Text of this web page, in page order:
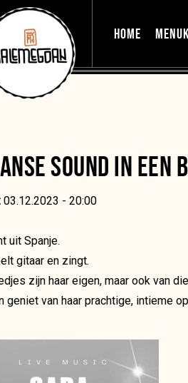
MAIN
HOME
SOUND IN
03.12.2023 - 20:00
uit Spanje.
gitaar en zingt.
zijn haar eigen, maar ook van
geniet van haar prachtige, intieme